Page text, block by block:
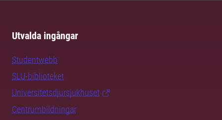
Utvalda ingångar
Studentwebb
SLU-biblioteket
Universitetsdjursjukhuset
Centrumbildningar